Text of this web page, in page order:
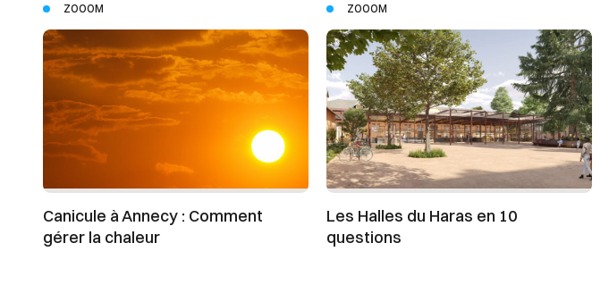
ZOOOM
Canicule à Annecy : Comment
gérer la chaleur
ZOOOM
Les Halles du Haras en 10
questions